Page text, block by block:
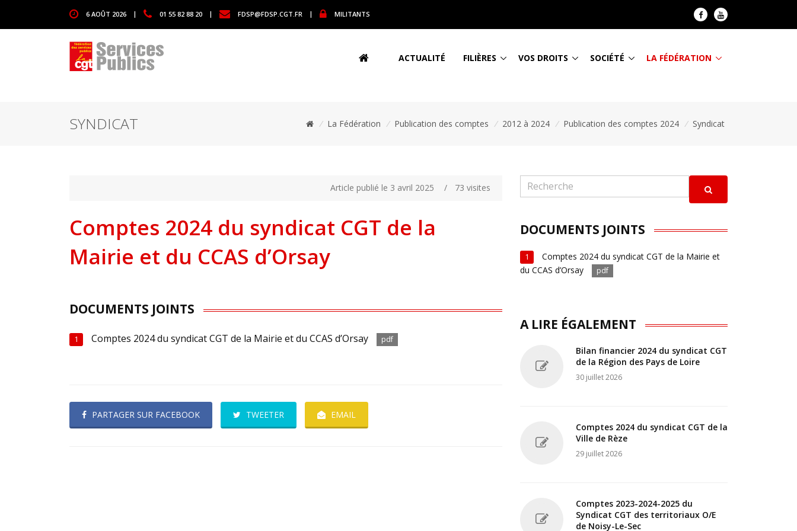
6 AOÛT 2026 | 01 55 82 88 20 | FDSP@FDSP.CGT.FR | MILITANTS
ACTUALITÉ FILIÈRES VOS DROITS SOCIÉTÉ LA FÉDÉRATION
SYNDICAT / La Fédération / Publication des comptes / 2012 à 2024 / Publication des comptes 2024 / Syndicat
Article publié le 3 avril 2025 / 73 visites
Comptes 2024 du syndicat CGT de la
Mairie et du CCAS d’Orsay
DOCUMENTS JOINTS
1 Comptes 2024 du syndicat CGT de la Mairie et du CCAS d’Orsay pdf
PARTAGER SUR FACEBOOK TWEETER EMAIL
DOCUMENTS JOINTS
1
Comptes 2024 du syndicat CGT de la Mairie et
du CCAS d’Orsay
pdf
A LIRE ÉGALEMENT
Bilan financier 2024 du syndicat CGT
de la Région des Pays de Loire
30 juillet 2026
Comptes 2024 du syndicat CGT de la
Ville de Rèze
29 juillet 2026
Comptes 2023-2024-2025 du
Syndicat CGT des territoriaux O/E
de Noisy-Le-Sec